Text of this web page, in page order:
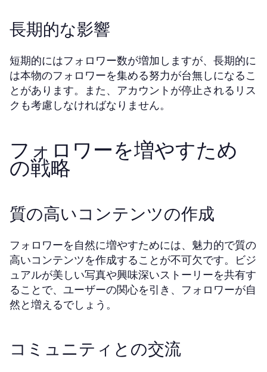
長期的な影響
短期的にはフォロワー数が増加しますが、長期的に
は本物のフォロワーを集める努力が台無しになるこ
とがあります。また、アカウントが停止されるリス
クも考慮しなければなりません。
フォロワーを増やすため
の戦略
質の高いコンテンツの作成
フォロワーを自然に増やすためには、魅力的で質の
高いコンテンツを作成することが不可欠です。ビジ
ュアルが美しい写真や興味深いストーリーを共有す
ることで、ユーザーの関心を引き、フォロワーが自
然と増えるでしょう。
コミュニティとの交流